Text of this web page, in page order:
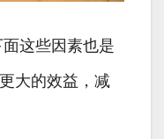
这些因素也是
大的效益，减